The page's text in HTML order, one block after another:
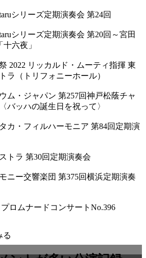
シリーズ定期演奏会 第24回
シリーズ定期演奏会 第20回～宮田
六夜」
2022 リッカルド・ムーティ指揮 東
ラ（トリフォニーホール）
ム・ジャパン 第257回神戸松蔭チャ
バッハの誕生日を祝って〉
カ・フィルハーモニア 第84回定期演
トラ 第30回定期演奏会
ニー交響楽団 第375回横浜定期演奏
ロムナードコンサートNo.396
る